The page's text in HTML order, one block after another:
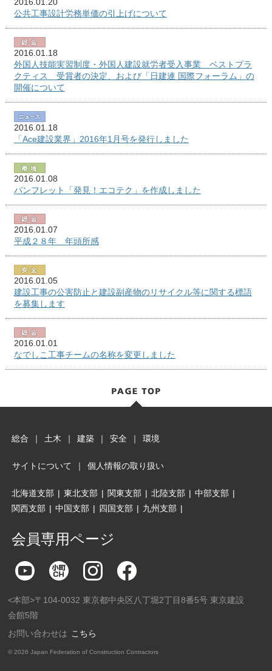
公共工事設計労務単価の引上げについて
2016.01.18
外国人技能実習制度・外国人建設就労者受入事業 ベストプラ
クティス 受賞者の決定、および「日建連 国際フォーラム」の
開催について
2016.01.18
「Ace建設業界」2016年1月号を発行しました
2016.01.08
パンフレット「発見！エコテク」を作成しました
2016.01.07
平成２８年 年頭所感
2016.01.05
建設工事の公害防止と建設副産物のリサイクル等に関する標語
を募集します
2016.01.01
なでしこ工事チームの名称を変更しました
総合 ｜ 土木 ｜ 建築 ｜ 安全 ｜ 環境
サイトについて ｜ 個人情報の取り扱い
北海道支部 | 東北支部 | 関東支部 | 北陸支部 | 中部支部 |
関西支部 | 中国支部 | 四国支部 | 九州支部 |
会員専用ページ
<本部>〒104-0032 東京都中央区八丁堀2丁目8番5号 東京建設
会館5階
お問い合わせは こちら
©2026 Japan Federation of Construction Contractors